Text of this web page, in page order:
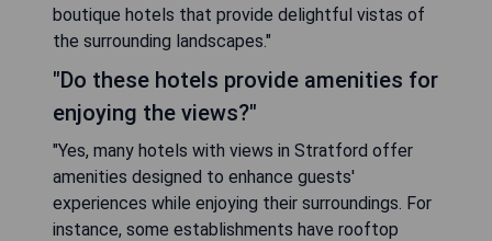
boutique hotels that provide delightful vistas of
the surrounding landscapes."
"Do these hotels provide amenities for
enjoying the views?"
"Yes, many hotels with views in Stratford offer
amenities designed to enhance guests'
experiences while enjoying their surroundings. For
instance, some establishments have rooftop